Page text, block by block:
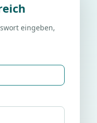
eingeben,